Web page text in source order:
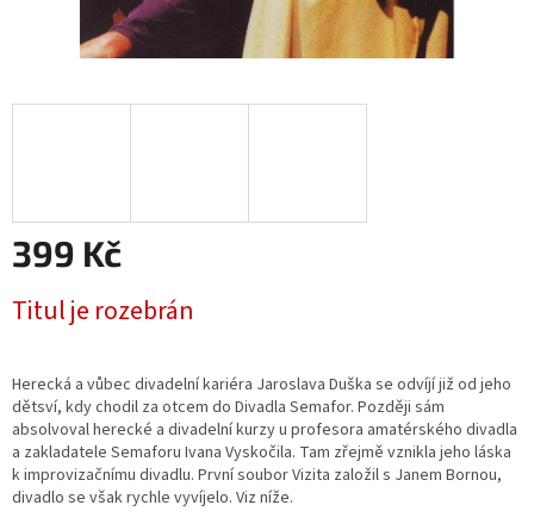
399 Kč
cena:
Titul je rozebrán
Herecká a vůbec divadelní kariéra Jaroslava Duška se odvíjí již od jeho
dětsví, kdy chodil za otcem do Divadla Semafor. Později sám
absolvoval herecké a divadelní kurzy u profesora amatérského divadla
a zakladatele Semaforu Ivana Vyskočila. Tam zřejmě vznikla jeho láska
k improvizačnímu divadlu. První soubor Vizita založil s Janem Bornou,
divadlo se však rychle vyvíjelo. Viz níže.